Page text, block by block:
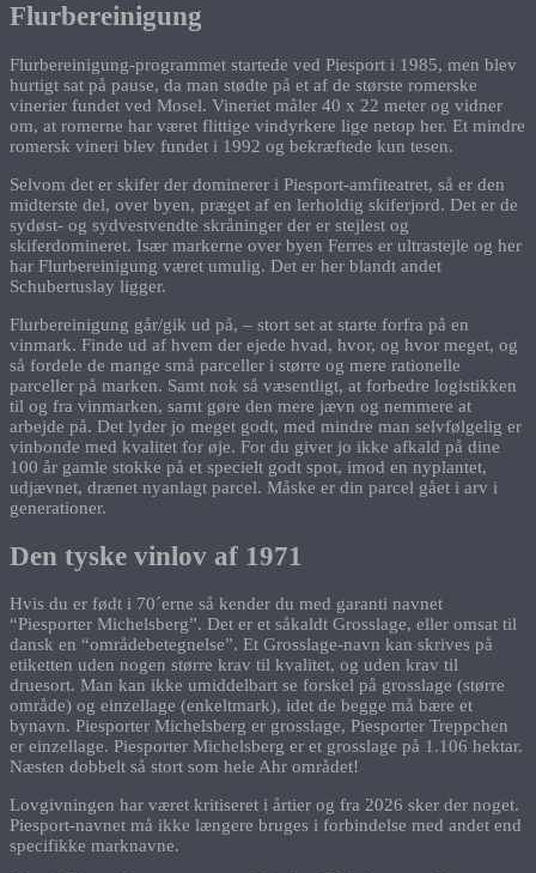
Flurbereinigung
Flurbereinigung-programmet startede ved Piesport i 1985, men blev
hurtigt sat på pause, da man stødte på et af de største romerske
vinerier fundet ved Mosel. Vineriet måler 40 x 22 meter og vidner
om, at romerne har været flittige vindyrkere lige netop her. Et mindre
romersk vineri blev fundet i 1992 og bekræftede kun tesen.
Selvom det er skifer der dominerer i Piesport-amfiteatret, så er den
midterste del, over byen, præget af en lerholdig skiferjord. Det er de
sydøst- og sydvestvendte skråninger der er stejlest og
skiferdomineret. Især markerne over byen Ferres er ultrastejle og her
har Flurbereinigung været umulig. Det er her blandt andet
Schubertuslay ligger.
Flurbereinigung går/gik ud på, – stort set at starte forfra på en
vinmark. Finde ud af hvem der ejede hvad, hvor, og hvor meget, og
så fordele de mange små parceller i større og mere rationelle
parceller på marken. Samt nok så væsentligt, at forbedre logistikken
til og fra vinmarken, samt gøre den mere jævn og nemmere at
arbejde på. Det lyder jo meget godt, med mindre man selvfølgelig er
vinbonde med kvalitet for øje. For du giver jo ikke afkald på dine
100 år gamle stokke på et specielt godt spot, imod en nyplantet,
udjævnet, drænet nyanlagt parcel. Måske er din parcel gået i arv i
generationer.
Den tyske vinlov af 1971
Hvis du er født i 70´erne så kender du med garanti navnet
“Piesporter Michelsberg”. Det er et såkaldt Grosslage, eller omsat til
dansk en “områdebetegnelse”. Et Grosslage-navn kan skrives på
etiketten uden nogen større krav til kvalitet, og uden krav til
druesort. Man kan ikke umiddelbart se forskel på grosslage (større
område) og einzellage (enkeltmark), idet de begge må bære et
bynavn. Piesporter Michelsberg er grosslage, Piesporter Treppchen
er einzellage. Piesporter Michelsberg er et grosslage på 1.106 hektar.
Næsten dobbelt så stort som hele Ahr området!
Lovgivningen har været kritiseret i årtier og fra 2026 sker der noget.
Piesport-navnet må ikke længere bruges i forbindelse med andet end
specifikke marknavne.